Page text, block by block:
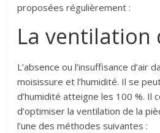
proposées régulièrement :
La ventilation
L’absence ou l’insuffisance d’air
moisissure et l’humidité. Il se
d’humidité atteigne les 100 %. Il
d’optimiser la ventilation de la
l’une des méthodes suivantes :